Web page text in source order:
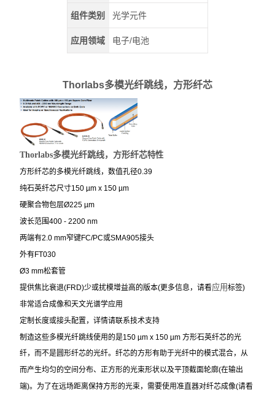
组件类别 光学元件
应用领域 电子/电池
Thorlabs多模光纤跳线，方形纤芯
Thorlabs多模光纤跳线，方形纤芯特性
方形纤芯的多模光纤跳线，数值孔径0.39
纯石英纤芯尺寸150 µm x 150 µm
硬聚合物包层Ø225 µm
波长范围400 - 2200 nm
两端有2.0 mm窄键FC/PC或SMA905接头
外有FT030
Ø3 mm松套管
提供焦比衰退(FRD)少或扰模增益高的版本(更多信息，请看应用标签)
非常适合成像和天文光谱学应用
定制长度或接头配置，详情请联系技术支持
制造这些多模光纤跳线使用的是150 µm x 150 µm方形石英纤芯的光
纤，而不是圆形纤芯的光纤。纤芯的方形有助于光纤中的模式混合，从
而产生均匀的空间分布、正方形的光束形状以及平顶截面轮廓(在输出
端)。为了在远场距离保持方形的光束，需要使用准直器对纤芯成像(请看